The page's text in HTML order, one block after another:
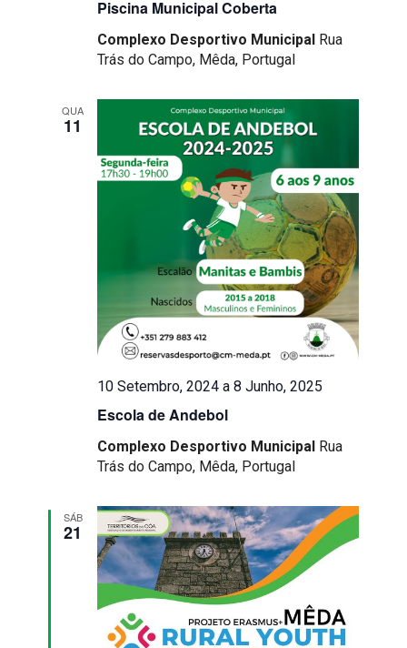
Piscina Municipal Coberta
Complexo Desportivo Municipal Rua
Trás do Campo, Mêda, Portugal
QUA
11
Escola de Andebol
10 Setembro, 2024 a8 Junho, 2025
Complexo Desportivo Municipal Rua
Trás do Campo, Mêda, Portugal
SÁB
21